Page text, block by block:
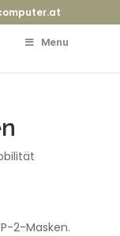
Menu
2-Masken.